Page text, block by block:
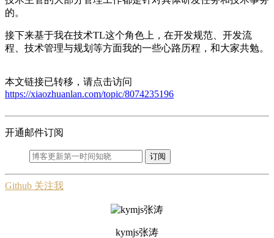
的。
接下来基于我在技术TL这个角色上，在开发规范、开发流
程、技术管理与规划等方面我的一些心路历程，和大家共勉。
本文链接已转移，请点击访问
https://xiaozhuanlan.com/topic/8074235196
开通邮件订阅
订阅
Github 关注我
kymjs张涛